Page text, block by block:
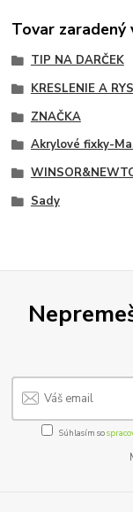
Tovar zaradený
TIP NA DARČEK
KRESLENIE A
ZNAČKA
Akrylové fixky-
Sady
Súhlasím so